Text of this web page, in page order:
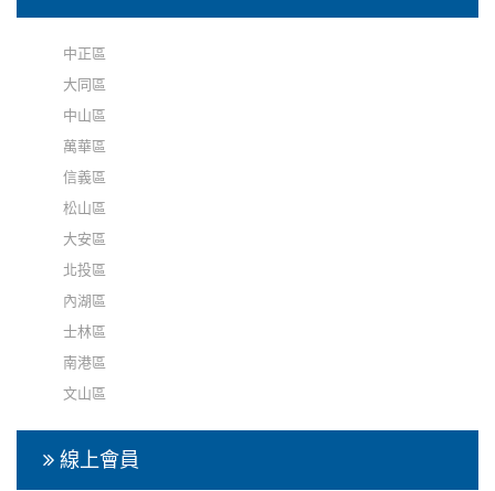
中正區
大同區
中山區
萬華區
信義區
松山區
大安區
北投區
內湖區
士林區
南港區
文山區
線上會員